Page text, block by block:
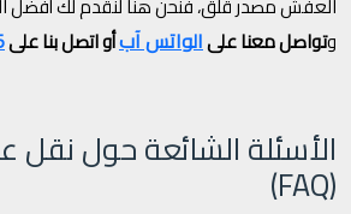
وتواصل معنا علىالواتس آبأو اتصل بنا على
الأسئلة الشائعة حول
(FAQ)